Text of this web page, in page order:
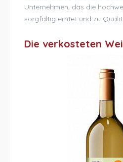
Unternehmen, das die
sorgfältig erntet und zu
Die verkosteten